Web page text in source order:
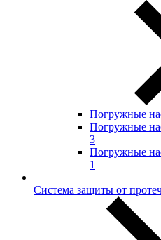
Погружные
Погружные
3
Погружные
1
Система защиты от